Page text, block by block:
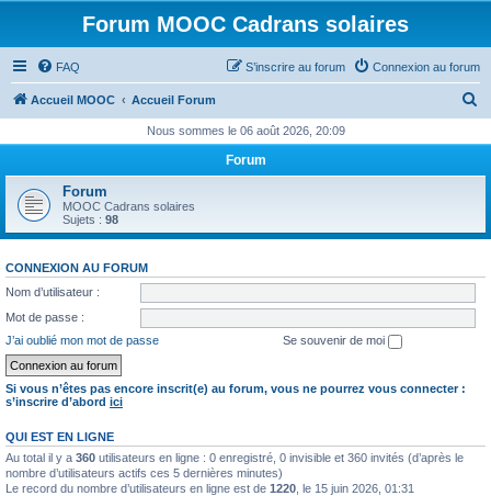
Forum MOOC Cadrans solaires
FAQ Connexion au forum
S’inscrire au forum
Accueil MOOC Accueil Forum
h
r
Nous sommes le 06 août 2026, 20:09
Forum
Forum
MOOC Cadrans solaires
Sujets : 98
CONNEXION AU FORUM
Nom d’utilisateur :
Mot de passe :
J’ai oublié mon mot de passe
Se souvenir de moi
Si vous n’êtes pas encore inscrit(e) au forum, vous ne pourrez vous connecter :
s’inscrire d’abord ici
QUI EST EN LIGNE
Au total il y a 360 utilisateurs en ligne : 0 enregistré, 0 invisible et 360 invités (d’après le
nombre d’utilisateurs actifs ces 5 dernières minutes)
Le record du nombre d’utilisateurs en ligne est de 1220 , le 15 juin 2026, 01:31